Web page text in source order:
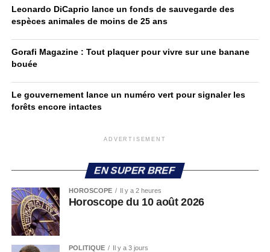
Leonardo DiCaprio lance un fonds de sauvegarde des
espèces animales de moins de 25 ans
Gorafi Magazine : Tout plaquer pour vivre sur une banane
bouée
Le gouvernement lance un numéro vert pour signaler les
forêts encore intactes
ADVERTISEMENT
EN SUPER BREF
HOROSCOPE Il y a 2 heures
Horoscope du 10 août 2026
POLITIQUE Il y a 3 jours